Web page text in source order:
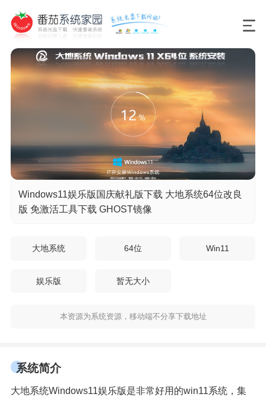
Windows11娱乐版国庆献礼版下载 大地系统64位改良
版 免激活工具下载 GHOST镜像
大地系统 64位 Win11
娱乐版 暂无大小
本资源为系统资源，移动端不分享下载地址
系统简介
大地系统Windows11娱乐版是非常好用的win11系统，集